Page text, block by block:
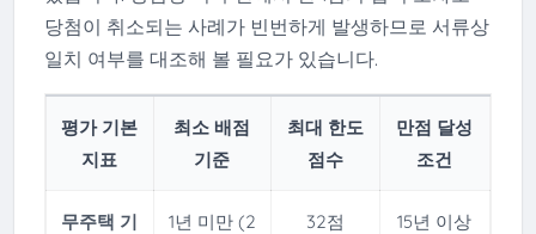
당첨이 취소되는 사례가 빈번하게 발생하므로 서류상
일치 여부를 대조해 볼 필요가 있습니다.
평가 기본
지표
최소 배점
기준
최대 한도
점수
만점 달성
조건
무주택 기
1년 미만 (2
32점
15년 이상